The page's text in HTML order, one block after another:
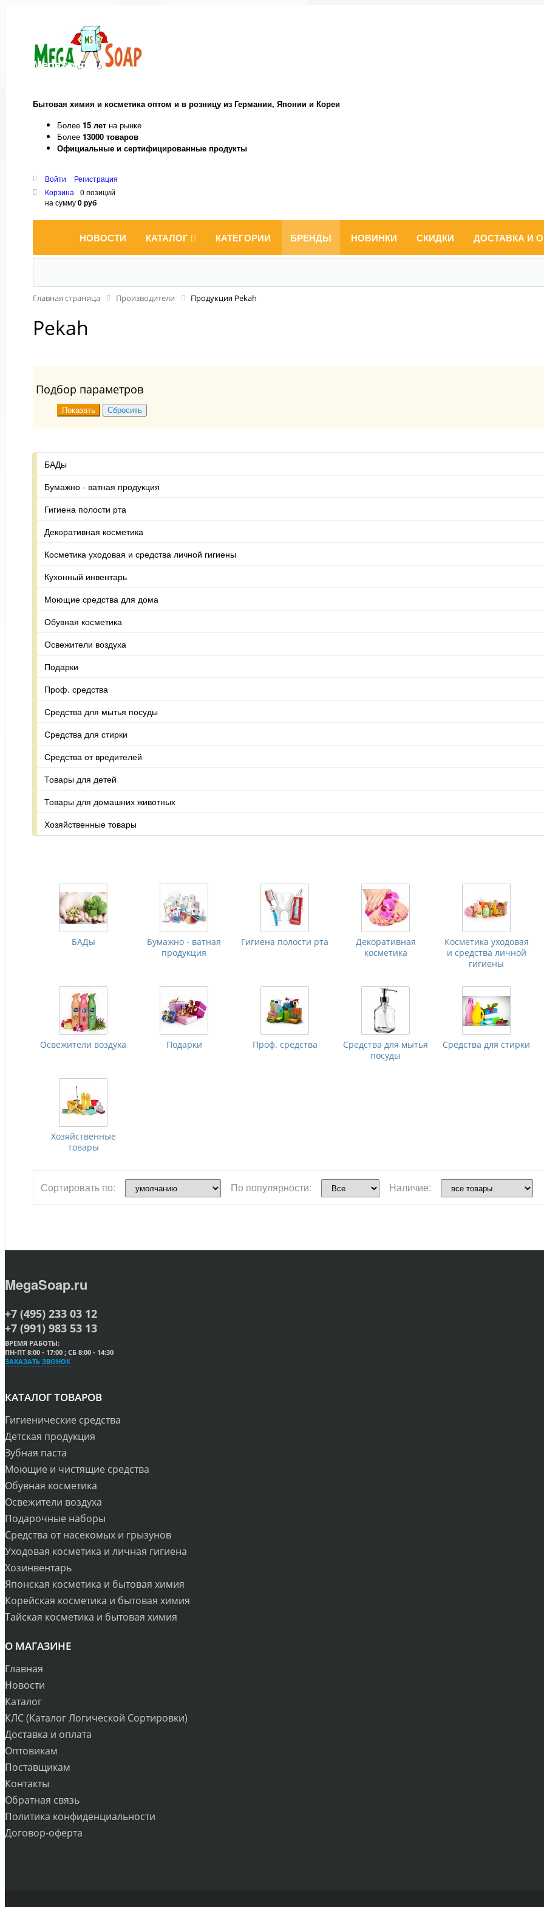
MegaSoap.ru
Бытовая химия и косметика оптом и в розницу из Германии, Японии и Кореи
Более 15 лет на рынке
Более 13000 товаров
Официальные и сертифицированные продукты
Войти
Регистрация
Корзина
0 позиций
на сумму0 руб
НОВОСТИ КАТАЛОГ КАТЕГОРИИ БРЕНДЫ НОВИНКИ СКИДКИ ДОСТАВКА И
Главная страница Производители Продукция Pekah
Pekah
Подбор параметров
БАДы
Бумажно - ватная продукция
Гигиена полости рта
Декоративная косметика
Косметика уходовая и средства личной гигиены
Кухонный инвентарь
Моющие средства для дома
Обувная косметика
Освежители воздуха
Подарки
Проф. средства
Средства для мытья посуды
Средства для стирки
Средства от вредителей
Товары для детей
Товары для домашних животных
Хозяйственные товары
БАДы
Бумажно - ватная
продукция
Гигиена полости рта
Декоративная
косметика
Косметика уходовая
и средства личной
гигиены
Освежители воздуха Подарки Проф. средства
Средства для мытья
посуды
Средства для стирки
Хозяйственные
товары
Сортировать по: По популярности: Наличие:
MegaSoap.ru
+7 (495) 233 03 12
+7 (991) 983 53 13
ВРЕМЯ РАБОТЫ:
ПН-ПТ 8:00 - 17:00 ; СБ 8:00 - 14:30
ЗАКАЗАТЬ ЗВОНОК
КАТАЛОГ ТОВАРОВ
Гигиенические средства
Детская продукция
Зубная паста
Моющие и чистящие средства
Обувная косметика
Освежители воздуха
Подарочные наборы
Средства от насекомых и грызунов
Уходовая косметика и личная гигиена
Хозинвентарь
Японская косметика и бытовая химия
Корейская косметика и бытовая химия
Тайская косметика и бытовая химия
О МАГАЗИНЕ
Главная
Новости
Каталог
КЛС (Каталог Логической Сортировки)
Доставка и оплата
Оптовикам
Поставщикам
Контакты
Обратная связь
Политика конфиденциальности
Договор-оферта